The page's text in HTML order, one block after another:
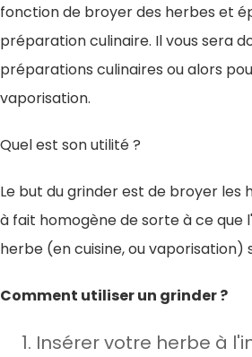
fonction de broyer des herbes et
préparation culinaire. Il vous sera
préparations culinaires ou alors
vaporisation.
Quel est son utilité ?
Le but du grinder est de broyer les
à fait homogène de sorte à ce que
herbe (en cuisine, ou vaporisation)
Comment utiliser un grinder ?
Insérer votre herbe à